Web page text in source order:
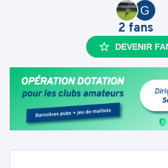
G
2 fans
DEVENIR